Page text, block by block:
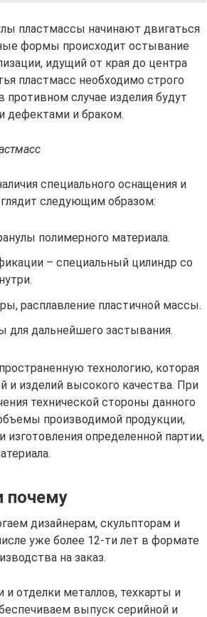
пластмассы начинают двигаться
формы происходит остывание
идущий от края до центра
пластмасс необходимо строго
случае изделия будут
дефектами и браком.
специального оснащения и
следующим образом:
полимерного материала.
– специальный цилиндр со
расплавление пластичной массы.
для дальнейшего застывания.
технологию, которая
и изделий высокого качества. При
технической стороны данного
производимой продукции,
изготовления определенной партии,
почему
дизайнерам, скульпторам и
уже более 12-ти лет в формате
на заказ.
отделки металлов, техкарты и
выпуск серийной и